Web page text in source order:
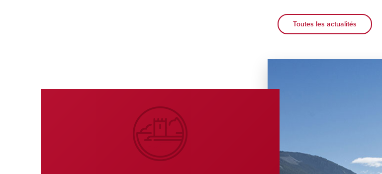
Toutes les actualités